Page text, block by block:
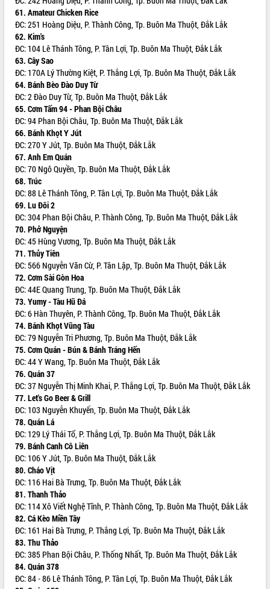
Hội thảo khoa học “Giải pháp thúc đẩy
phát triển nền kinh tế xanh tại tỉnh
Đắk Lắk”
Tăng cường giám sát, đôn đốc thực
hiện nhiệm vụ quản lý tài sản công
hàng tuần
Tháo gỡ những vướng mắc, đẩy mạnh
công tác cải cách thủ tục hành chính
tại Trung tâm Phục vụ hành chính
công tỉnh
Đắk Lắk: Tôn vinh 46 giải pháp tại Hội
thi Sáng tạo Kỹ thuật 2024 - 2025
Đắk Lắk rà soát, điều chỉnh Đề án 190
về phát triển nuôi trồng thủy sản
Phó Chủ tịch UBND tỉnh Đắk Lắk
Trương Công Thái kiểm tra thực địa
Dự án cao tốc Khánh Hòa - Buôn Ma
Thuột
Định vị cà phê Việt Nam như một “di
sản sống” trong dòng chảy toàn cầu
Xây dựng nông thôn mới: Nâng cao đời
sống người dân từ những mô hình thiết
thực
Quyết liệt tháo gỡ vướng mắc, đẩy
nhanh tiến độ các dự án trọng điểm
trong Khu kinh tế Nam Phú Yên
Hòn Yến phát triển du lịch gắn với bảo
tồn biển
Lấy ý kiến điều chỉnh Quy hoạch tỉnh
Đắk Lắk thời kỳ 2021-2030, tầm nhìn
đến năm 2050
Phát động chiến dịch 30 ngày đêm
giải phóng mặt bằng Tuyến đường bộ
ven biển
Đắk Lắk nỗ lực thúc đẩy tăng trưởng
kinh tế từ 10% trở lên trong Quý
II/2026
Đắk Lắk ký kết thỏa thuận hợp tác về
chuyển đổi số giai đoạn 2026 – 2030
với Tập đoàn Bưu chính Viễn thông
Việt Nam
Thứ trưởng Bộ Y tế làm việc với tỉnh
Đắk Lắk về phát triển nhân lực y tế
cho trạm y tế cấp xã
Du lịch Đắk Lắk nâng tầm trải nghiệm
61. Amateur Chicken Rice
ĐC: 251 Hoàng Diệu, P. Thành Công, Tp. Buôn Ma Thuột, Đắk Lắk
62. Kim's
ĐC: 104 Lê Thánh Tông, P. Tân Lợi, Tp. Buôn Ma Thuột, Đắk Lắk
63. Cây Sao
ĐC: 170A Lý Thường Kiệt, P. Thắng Lợi, Tp. Buôn Ma Thuột, Đắk Lắk
64. Bánh Bèo Đào Duy Từ
ĐC: 2 Đào Duy Từ, Tp. Buôn Ma Thuột, Đắk Lắk
65. Cơm Tấm 94 - Phan Bội Châu
ĐC: 94 Phan Bội Châu, Tp. Buôn Ma Thuột, Đắk Lắk
66. Bánh Khọt Y Jút
ĐC: 270 Y Jút, Tp. Buôn Ma Thuột, Đắk Lắk
67. Anh Em Quán
ĐC: 70 Ngô Quyền, Tp. Buôn Ma Thuột, Đắk Lắk
68. Trúc
ĐC: 88 Lê Thánh Tông, P. Tân Lợi, Tp. Buôn Ma Thuột, Đắk Lắk
69. Lu Đôi 2
ĐC: 304 Phan Bội Châu, P. Thành Công, Tp. Buôn Ma Thuột, Đắk Lắk
70. Phở Nguyện
ĐC: 45 Hùng Vương, Tp. Buôn Ma Thuột, Đắk Lắk
71. Thủy Tiên
ĐC: 566 Nguyễn Văn Cừ, P. Tân Lập, Tp. Buôn Ma Thuột, Đắk Lắk
72. Cơm Sài Gòn Hoa
ĐC: 44E Quang Trung, Tp. Buôn Ma Thuột, Đắk Lắk
73. Yumy - Tàu Hũ Đá
ĐC: 6 Hàn Thuyên, P. Thành Công, Tp. Buôn Ma Thuột, Đắk Lắk
74. Bánh Khọt Vũng Tàu
ĐC: 79 Nguyễn Tri Phương, Tp. Buôn Ma Thuột, Đắk Lắk
75. Cơm Quán - Bún & Bánh Tráng Hến
ĐC: 44 Y Wang, Tp. Buôn Ma Thuột, Đắk Lắk
76. Quán 37
ĐC: 37 Nguyễn Thị Minh Khai, P. Thắng Lợi, Tp. Buôn Ma Thuột, Đắk Lắk
77. Let's Go Beer & Grill
ĐC: 103 Nguyễn Khuyến, Tp. Buôn Ma Thuột, Đắk Lắk
78. Quán Lá
ĐC: 129 Lý Thái Tổ, P. Thắng Lợi, Tp. Buôn Ma Thuột, Đắk Lắk
79. Bánh Canh Cô Liên
ĐC: 106 Y Jút, Tp. Buôn Ma Thuột, Đắk Lắk
80. Cháo Vịt
ĐC: 116 Hai Bà Trưng, Tp. Buôn Ma Thuột, Đắk Lắk
81. Thanh Thảo
ĐC: 114 Xô Viết Nghệ Tĩnh, P. Thành Công, Tp. Buôn Ma Thuột, Đắk Lắk
82. Cá Kèo Miền Tây
ĐC: 161 Hai Bà Trưng, P. Thắng Lợi, Tp. Buôn Ma Thuột, Đắk Lắk
83. Thu Thảo
ĐC: 385 Phan Bội Châu, P. Thống Nhất, Tp. Buôn Ma Thuột, Đắk Lắk
84. Quán 378
ĐC: 84 - 86 Lê Thánh Tông, P. Tân Lợi, Tp. Buôn Ma Thuột, Đắk Lắk